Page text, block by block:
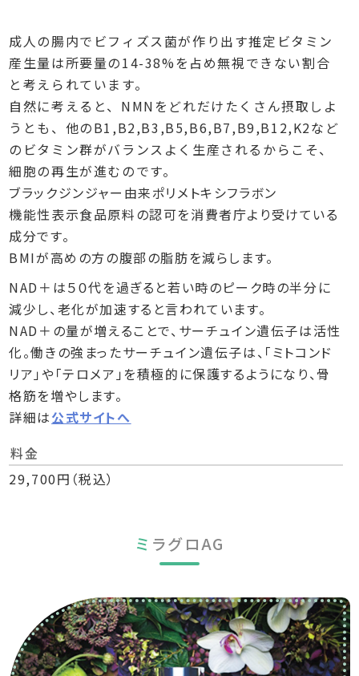
成人の腸内でビフィズス菌が作り出す推定ビタミン
産生量は所要量の14-38%を占め無視できない割合
と考えられています。
自然に考えると、NMNをどれだけたくさん摂取しよ
うとも、他のB1,B2,B3,B5,B6,B7,B9,B12,K2など
のビタミン群がバランスよく生産されるからこそ、
細胞の再生が進むのです。
ブラックジンジャー由来ポリメトキシフラボン
機能性表示食品原料の認可を消費者庁より受けている
成分です。
BMIが高めの方の腹部の脂肪を減らします。
NAD＋は５０代を過ぎると若い時のピーク時の半分に
減少し、老化が加速すると言われています。
NAD＋の量が増えることで、サーチュイン遺伝子は活性
化。働きの強まったサーチュイン遺伝子は、「ミトコンド
リア」や「テロメア」を積極的に保護するようになり、骨
格筋を増やします。
詳細は公式サイトへ
料金
29,700円（税込）
ミ ラグロAG